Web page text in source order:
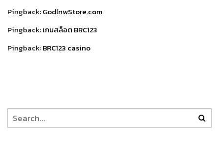
Pingback:GodlnwStore.com
Pingback:เกมสล็อต BRC123
Pingback:BRC123 casino